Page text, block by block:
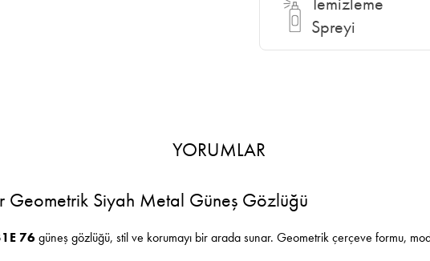
Spreyi
YORUMLAR
Siyah Metal Güneş Gözlüğü
76 güneş gözlüğü, stil ve korumayı bir arada sunar. Geometrik çerçeve formu,